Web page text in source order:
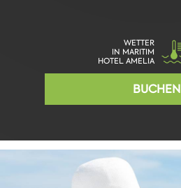
WETTER
IN MARITIM
HOTEL AMELIA
BUCHEN